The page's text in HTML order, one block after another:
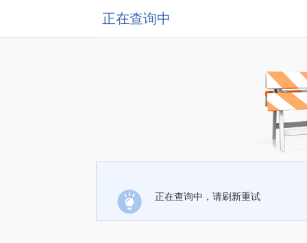
正在查询中
正在查询中，请刷新重试